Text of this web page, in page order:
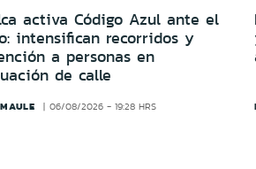
activa Código Azul ante el
intensifican recorridos y
a personas en
de calle
06/08/2026 - 19:28 HRS